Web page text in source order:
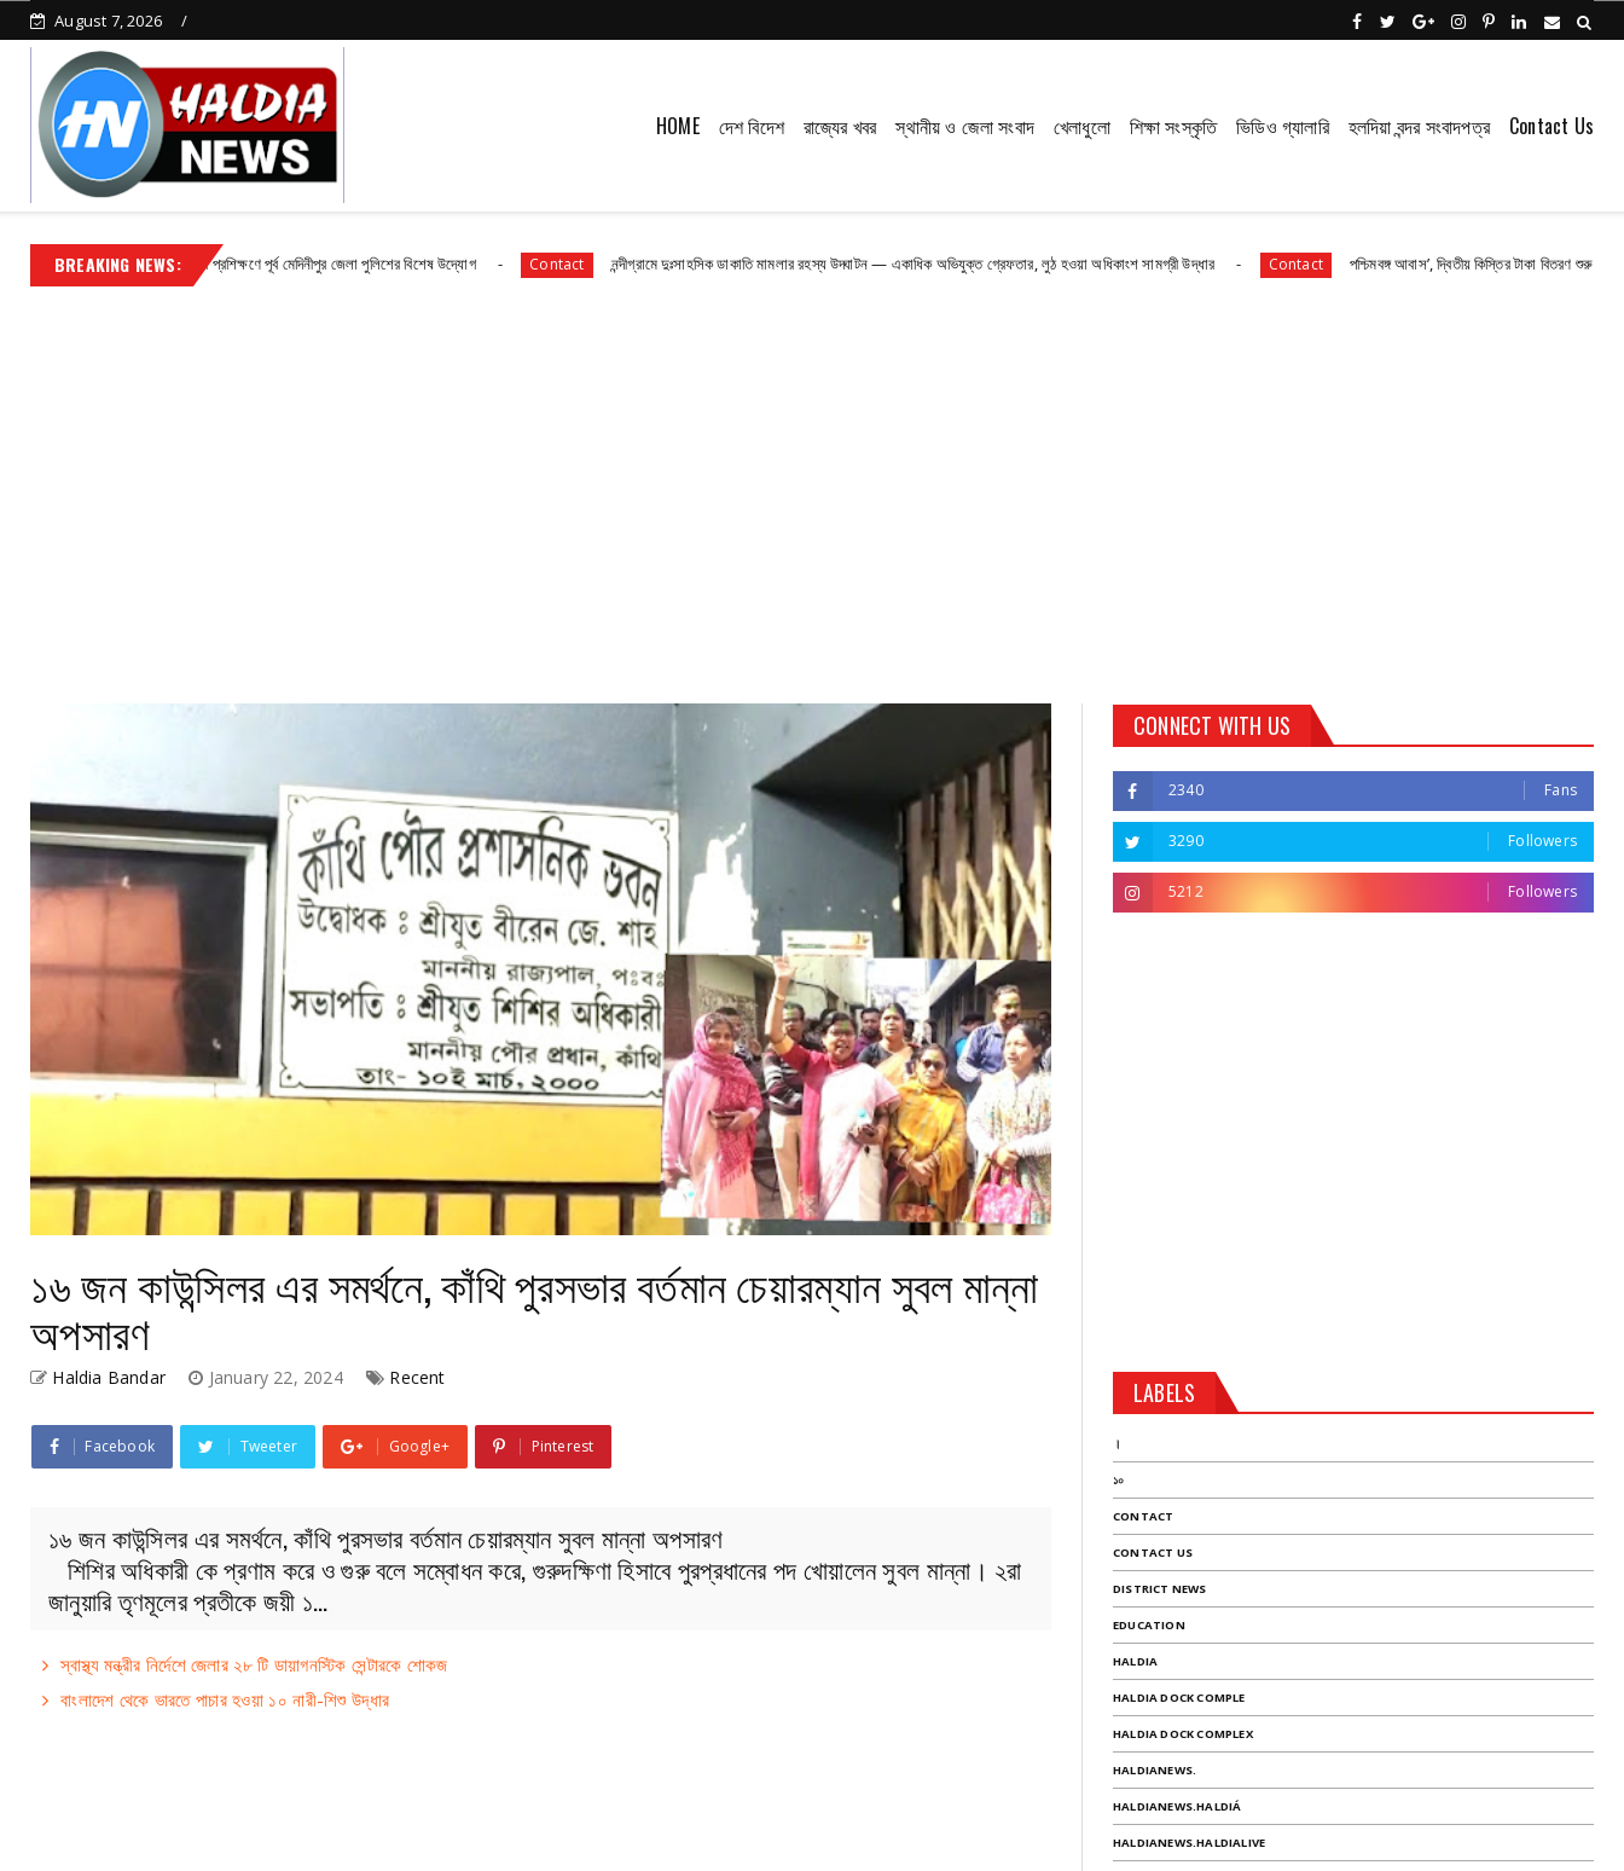
August 7, 2026
HOME দেশ বিদেশ রাজ্যের খবর স্থানীয় ও জেলা সংবাদ খেলাধুলো শিক্ষা সংস্কৃতি ভিডিও গ্যালারি হলদিয়া বন্দর সংবাদপত্র Contact Us
BREAKING NEWS:
দমনে দক্ষতা বৃদ্ধির প্রশিক্ষণে পূর্ব মেদিনীপুর জেলা পুলিশের বিশেষ উদ্যোগ Contact নন্দীগ্রামে দুঃসাহসিক ডাকাতি মামলার রহস্য উদ্ঘাটন — একাধিক অভিযুক্ত গ্রেফতার, লুঠ হওয়া অধিকাংশ সামগ্রী উদ্ধার Contact পশ্চিমবঙ্গ আবাস’, দ্বিতীয় কিস্তির টাকা বিতরণ শুরু পটাশপুরে
১৬ জন কাউন্সিলর এর সমর্থনে, কাঁথি পুরসভার বর্তমান চেয়ারম্যান সুবল মান্না
অপসারণ
Haldia Bandar January 22, 2024 Recent
Facebook Tweeter Google+ Pinterest
১৬ জন কাউন্সিলর এর সমর্থনে, কাঁথি পুরসভার বর্তমান চেয়ারম্যান সুবল মান্না অপসারণ
শিশির অধিকারী কে প্রণাম করে ও গুরু বলে সম্বোধন করে, গুরুদক্ষিণা হিসাবে পুরপ্রধানের পদ খোয়ালেন সুবল মান্না। ২রা
জানুয়ারি তৃণমূলের প্রতীকে জয়ী ১…
স্বাস্থ্য মন্ত্রীর নির্দেশে জেলার ২৮ টি ডায়াগনস্টিক সেন্টারকে শোকজ
বাংলাদেশ থেকে ভারতে পাচার হওয়া ১০ নারী-শিশু উদ্ধার
CONNECT WITH US
2340 Fans
3290 Followers
5212 Followers
LABELS
।
১০
CONTACT
CONTACT US
DISTRICT NEWS
EDUCATION
HALDIA
HALDIA DOCK COMPLE
HALDIA DOCK COMPLEX
HALDIANEWS.
HALDIANEWS.HALDIÁ
HALDIANEWS.HALDIALIVE